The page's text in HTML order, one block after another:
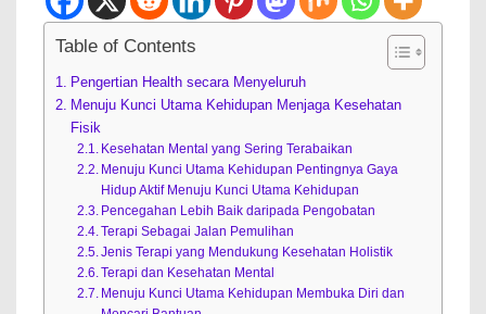
Table of Contents
Pengertian Health secara Menyeluruh
Menuju Kunci Utama Kehidupan Menjaga Kesehatan
Fisik
Kesehatan Mental yang Sering Terabaikan
Menuju Kunci Utama Kehidupan Pentingnya Gaya
Hidup Aktif Menuju Kunci Utama Kehidupan
Pencegahan Lebih Baik daripada Pengobatan
Terapi Sebagai Jalan Pemulihan
Jenis Terapi yang Mendukung Kesehatan Holistik
Terapi dan Kesehatan Mental
Menuju Kunci Utama Kehidupan Membuka Diri dan